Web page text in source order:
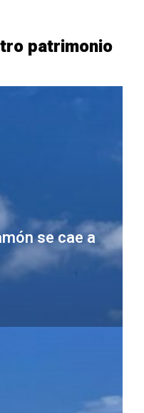
patrimonio
se cae a